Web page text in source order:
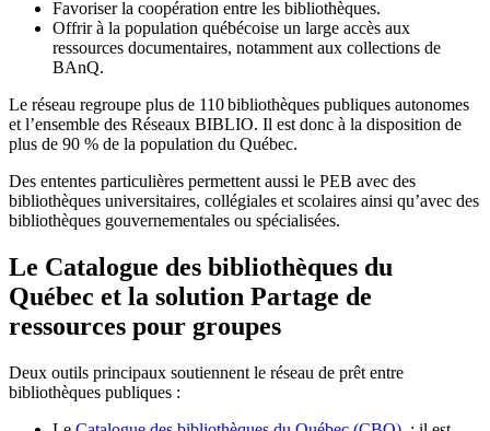
Favoriser la coopération entre les bibliothèques.
Offrir à la population québécoise un large accès aux
ressources documentaires, notamment aux collections de
BAnQ.
Le réseau regroupe plus de 110bibliothèques publiques autonomes
et l’ensemble des Réseaux BIBLIO. Il est donc à la disposition de
plus de 90 % de la population du Québec.
Des ententes particulières permettent aussi le PEB avec des
bibliothèques universitaires, collégiales et scolaires ainsi qu’avec des
bibliothèques gouvernementales ou spécialisées.
Le Catalogue des bibliothèques du
Québec et la solution Partage de
ressources pour groupes
Deux outils principaux soutiennent le réseau de prêt entre
bibliothèques publiques :